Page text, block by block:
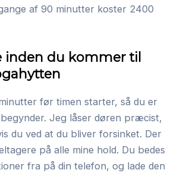
af 90 minutter koster 2400
inden du kommer til
før timen starter, så du er
Jeg låser døren præcist,
du ved at du bliver forsinket. Der
på alle mine hold. Du bedes
fra på din telefon, og lade den